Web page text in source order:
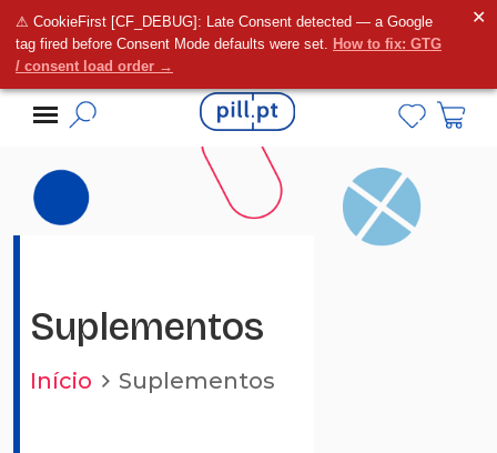
⚠ CookieFirst [CF_DEBUG]: Late Consent detected — a Google
tag fired before Consent Mode defaults were set. How to fix: GTG
/ consent load order →
✕
Alguma dúvida?
Suplementos
Início Suplementos